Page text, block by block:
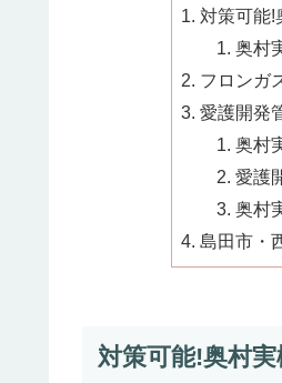
対策可能!
奥村
フロンガ
愛護開発
奥村
愛護
奥村
島田市・
対策可能!奥村